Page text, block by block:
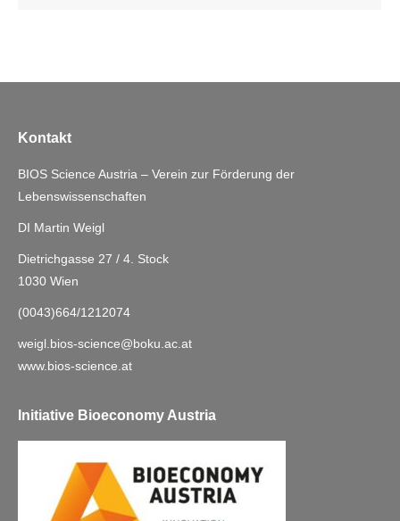
Kontakt
BIOS Science Austria – Verein zur Förderung der
Lebenswissenschaften
DI Martin Weigl
Dietrichgasse 27 / 4. Stock
1030 Wien
(0043)664/1212074
weigl.bios-science@boku.ac.at
www.bios-science.at
Initiative Bioeconomy Austria